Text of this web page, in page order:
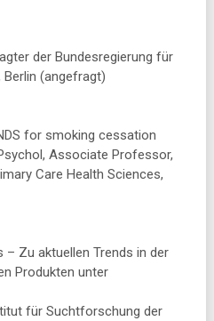
der Bundesregierung für
(angefragt)
for smoking cessation
Associate Professor,
Care Health Sciences,
– Zu aktuellen Trends in der
Produkten unter
für Suchtforschung der